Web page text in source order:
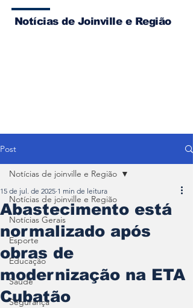
Notícias de Joinville e Região
Post
Notícias de joinville e Região
Notícias Gerais
Esporte
Educação
Saúde
Segurança
Notícias de joinville e Região
Abastecimento está
normalizado após
obras de
modernização na ETA
Cubatão
15 de jul. de 2025 1 min de leitura